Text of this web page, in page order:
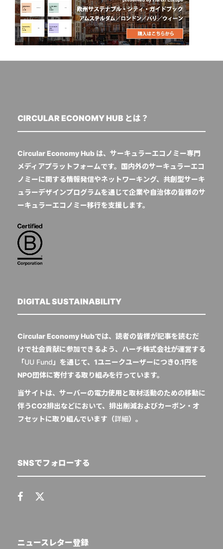
CIRCULAR ECONOMY HUB とは？
Circular Economy Hub は、サーキュラーエコノミー専門
メディアプラットフォームです。国内外のサーキュラーエコ
ノミーに関する情報発信やネットワーキング、共創型サーキ
ュラーデザインプログラムを通じて企業や自治体の皆様のサ
ーキュラーエコノミー移行を支援します。
DIGITAL SUSTAINABILITY
Circular Economy Hubでは、読者の皆様が記事を読むだ
けで社会貢献に参加できるよう、ハーチ株式会社が運営する
「UU Fund 」を通じて、1ユニークユーザーにつき0.1円を
NPO団体に寄付する取り組みを行っています。
当サイトは、サーバーの電力使用と取材活動のための移動に
伴うCO2排出などにおいて、排出削減およびカーボン・オ
フセットに取り組んでいます（詳細）。
SNSでフォローする
ニュースレター登録